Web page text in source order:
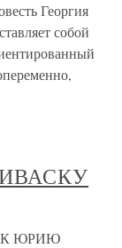
Георгия
собой
К ЮРИЮ